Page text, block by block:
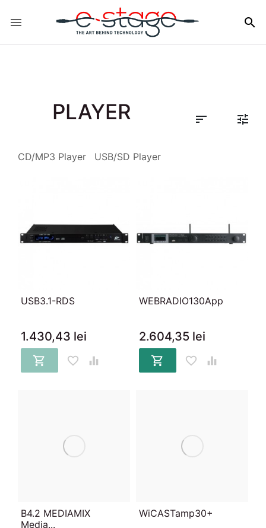
 
PLAYER  
CD/MP3 Player USB/SD Player
USB3.1-RDS
1.430,43 lei
  
WEBRADIO130App
2.604,35 lei
  
B4.2 MEDIAMIX
Media...
WiCASTamp30+